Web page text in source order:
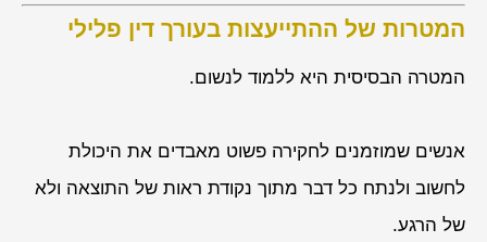
המטרות של ההתייעצות בעורך דין פלילי
המטרה הבסיסית היא ללמוד לנשום.
אנשים שמוזמנים לחקירה פשוט מאבדים את היכולת
לחשוב ולנתח כל דבר מתוך נקודת ראות של התוצאה ולא
של הרגע.